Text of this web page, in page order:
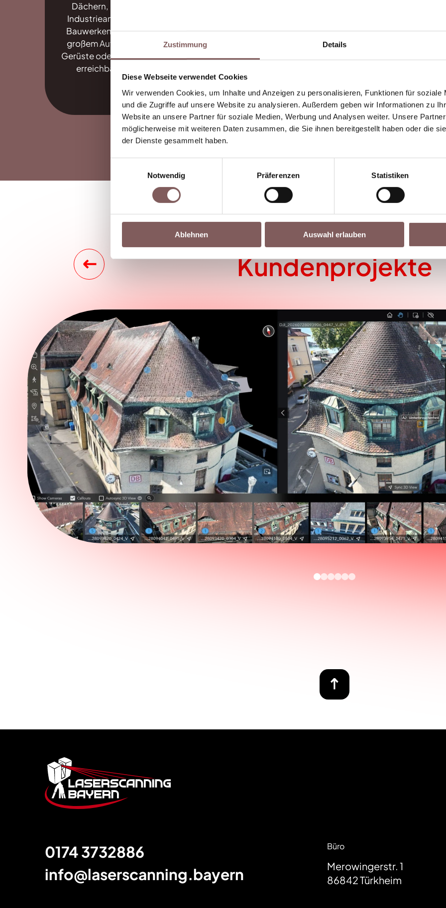
Zustimmung Details
Diese Webseite verwendet Cookies
Wir verwenden Cookies, um Inhalte und Anzeigen zu personalisieren, Funktionen für soziale
und die Zugriffe auf unsere Website zu analysieren. Außerdem geben wir Informationen zu
Website an unsere Partner für soziale Medien, Werbung und Analysen weiter. Unsere
möglicherweise mit weiteren Daten zusammen, die Sie ihnen bereitgestellt haben oder die
der Dienste gesammelt haben.
Notwendig
Präferenzen Statistiken
Ablehnen Auswahl erlauben
Dächern, Fassaden,
Industrieanlagen oder
Bauwerken, die nur mit
großem Aufwand über
Gerüste oder Hubsteiger
erreichbar wären.
Dadurch lassen sich
Drohne übernimmt
Kundenprojekte
Footer
0174 3732886
info@laserscanning.bayern
Büro
Merowingerstr. 1
86842Türkheim